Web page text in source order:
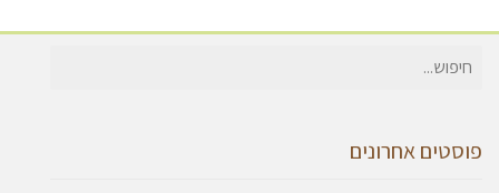
חיפוש
פוסטים אחרונים